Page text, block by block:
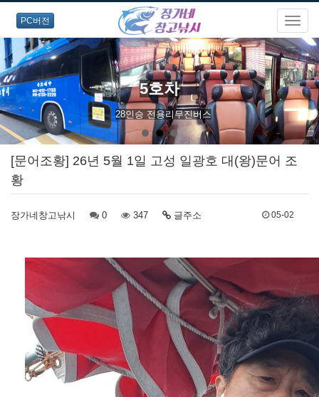
PC버전
5호차
28인승 전용리무진버스
[문어조황] 26년 5월 1일 고성 일광호 대(왕)문어 조
황
장가네창고낚시 0 347 글주소 05-02